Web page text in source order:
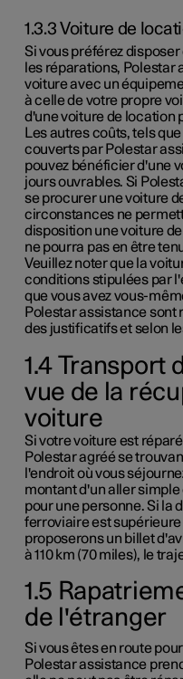
1.3.3 Voiture de
Si vous préférez
les réparations, Polestar
voiture avec un
à celle de votre propre
d'une voiture de location
Les autres coûts, tels
couverts par Polestar
pouvez bénéficier d'une
jours ouvrables. Si
se procurer une voiture
circonstances ne
disposition une voiture
ne pourra pas en être
Veuillez noter que la
conditions stipulées par
que vous avez vous-
Polestar assistance
des justificatifs et selon
1.4 Transport
vue de la
voiture
Si votre voiture est
Polestar agréé se
l'endroit où vous
montant d'un aller
pour une personne. Si la
ferroviaire est supérieure
proposerons un billet
à110 km (70 miles), le
1.5
de l'étranger
Si vous êtes en route
Polestar assistance